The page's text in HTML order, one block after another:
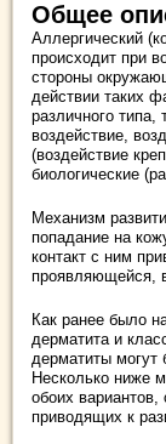
Общее
Аллергический
происходит при
стороны
действии таких
различного типа,
воздействие,
(воздействие
биологические
Механизм
попадание на
контакт с ним
проявляющейся,
Как ранее было
дерматита и
дерматиты могут
Несколько ниже
обоих
приводящих к